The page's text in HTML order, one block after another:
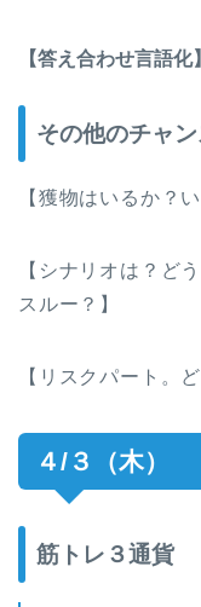
【答え合わせ言語化】
その他のチャ
【獲物はいるか？
【シナリオは？ど
スルー？】
【リスクパート。
４/３（木）
筋トレ３通貨